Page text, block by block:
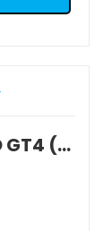
ZE-300F/Celulles AV YOKOMO GT4 (x2) NEUF.